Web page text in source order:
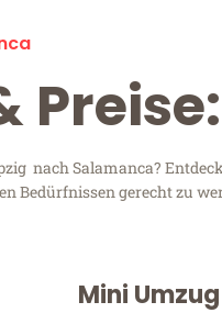
nach Salamanca?
Bedürfnissen gerecht zu
Mini Umzug